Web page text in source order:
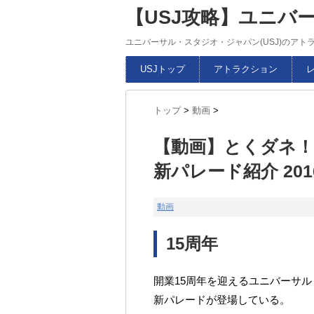
【USJ攻略】ユニバ
ユニバーサル・スタジオ・ジャパン(USJ)のアト
USJトップ アトラクション
トップ > 動画 >
【動画】とくダネ
新パレード紹介
動画
15周年
開業15周年を迎えるユニバーサ
新パレードが登場している。